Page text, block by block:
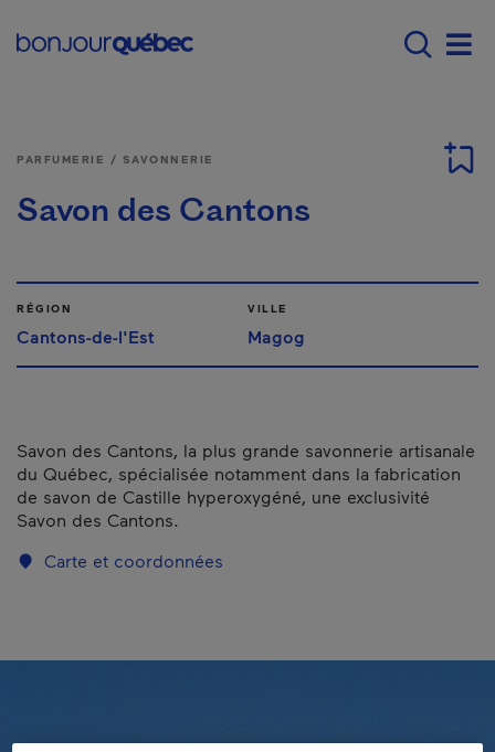
Main navigation -
PARFUMERIE / SAVONNERIE
Savon des Cantons
RÉGION
Cantons-de-l'Est
VILLE
Magog
Savon des Cantons, la plus grande savonnerie artisanale
du Québec, spécialisée notamment dans la fabrication
de savon de Castille hyperoxygéné, une exclusivité
Savon des Cantons.
Carte et coordonnées